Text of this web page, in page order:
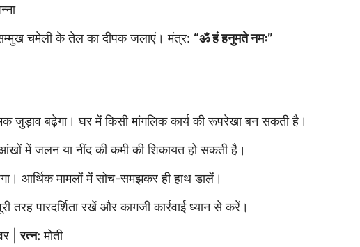
चमेली के तेल का दीपक जलाएं। मंत्र: “ॐ हं हनुमते नमः”
जुड़ाव बढ़ेगा। घर में किसी मांगलिक कार्य की रूपरेखा बन सकती है।
में जलन या नींद की कमी की शिकायत हो सकती है।
आर्थिक मामलों में सोच-समझकर ही हाथ डालें।
पारदर्शिता रखें और कागजी कार्रवाई ध्यान से करें।
|रत्न: मोती